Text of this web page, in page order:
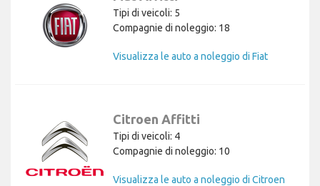
Tipi di veicoli: 5
Compagnie di noleggio: 18
Visualizza le auto a noleggio di Fiat
Citroen Affitti
Tipi di veicoli: 4
Compagnie di noleggio: 10
Visualizza le auto a noleggio di Citroen